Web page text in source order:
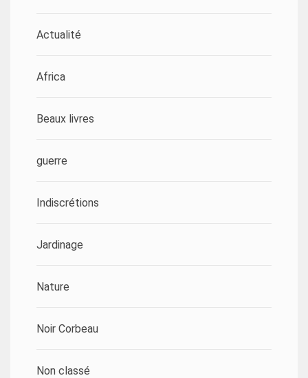
Actualité
Africa
Beaux livres
guerre
Indiscrétions
Jardinage
Nature
Noir Corbeau
Non classé